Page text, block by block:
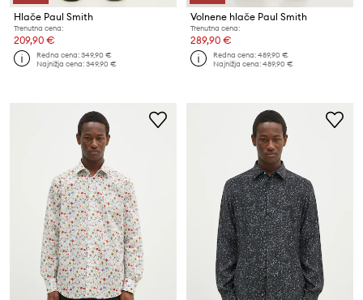
Hlače Paul Smith
Trenutna cena:
209,90 €
Redna cena:349,90 €
Najnižja cena:349,90 €
Volnene hlače Paul Smith
Trenutna cena:
289,90 €
Redna cena:489,90 €
Najnižja cena:489,90 €